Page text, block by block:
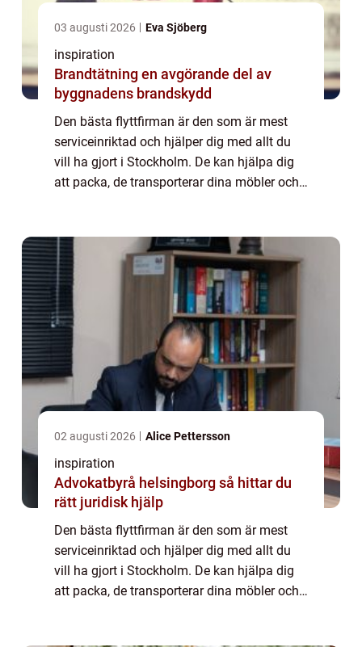
03 augusti 2026 Eva Sjöberg
inspiration
Brandtätning en avgörande del av
byggnadens brandskydd
Den bästa flyttfirman är den som är mest
serviceinriktad och hjälper dig med allt du
vill ha gjort i Stockholm. De kan hjälpa dig
att packa, de transporterar dina möbler och
02 augusti 2026 Alice Pettersson
inspiration
Advokatbyrå helsingborg så hittar du
rätt juridisk hjälp
Den bästa flyttfirman är den som är mest
serviceinriktad och hjälper dig med allt du
vill ha gjort i Stockholm. De kan hjälpa dig
att packa, de transporterar dina möbler och